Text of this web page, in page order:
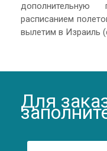
расписанием
вылетим в Израиль
Для